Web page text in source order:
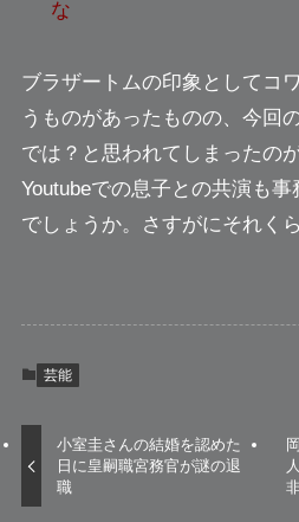
な
ブラザートムの印象としてコ
うものがあったものの、 今回
では？と思われてしまったのが
Youtubeでの息子との共演も
でしょうか。さすがにそれく
芸能
小室圭さんの結婚を認めた
日に皇嗣職宮務官が謎の退
職